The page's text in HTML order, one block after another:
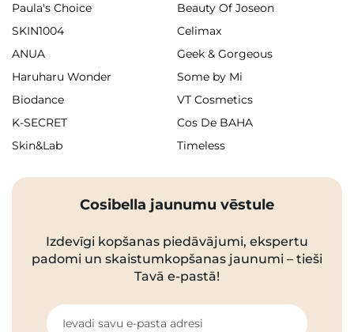
Paula's Choice
Beauty Of Joseon
SKIN1004
Celimax
ANUA
Geek & Gorgeous
Haruharu Wonder
Some by Mi
Biodance
VT Cosmetics
K-SECRET
Cos De BAHA
Skin&Lab
Timeless
Cosibella jaunumu vēstule
Izdevīgi kopšanas piedāvājumi, ekspertu
padomi un skaistumkopšanas jaunumi – tieši
Tavā e-pastā!
Ievadi savu e-pasta adresi